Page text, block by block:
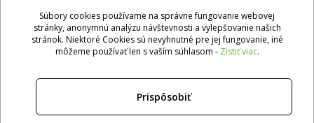
tomto premazávači. Tu je teda dôkaz. Takže o tejto
technológii z Prinsu už žiadne dohady.
Súbory cookies používame na správne fungovanie webovej
stránky, anonymnú analýzu návštevnosti a vylepšovanie našich
stránok. Niektoré Cookies sú nevyhnutné pre jej fungovanie, iné
môžeme používať len s vaším súhlasom - Zistiť viac.
Prispôsobiť